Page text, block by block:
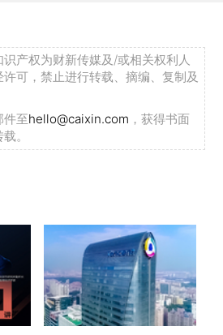
产权为财新传媒及/或相关权利人
可，禁止进行转载、摘编、复制及
件至hello@caixin.com ，获得书面
。